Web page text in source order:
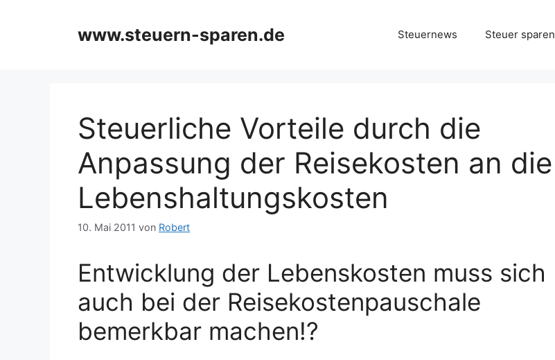
www.steuern-sparen.de Steuernews Steuer sparen
Steuerliche Vorteile durch die
Anpassung der Reisekosten an die
Lebenshaltungskosten
10. Mai 2011 von Robert
Entwicklung der Lebenskosten muss sich
auch bei der Reisekostenpauschale
bemerkbar machen!?